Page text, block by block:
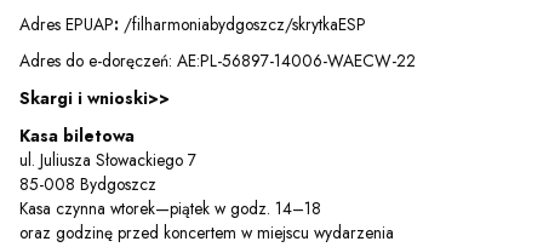
Adres EPUAP: /filharmoniabydgoszcz/skrytkaESP
Adres do e-doręczeń: AE:PL-56897-14006-WAECW-22
Skargi i wnioski>>
Kasa biletowa
ul. Juliusza Słowackiego 7
85-008 Bydgoszcz
Kasa czynna wtorek—piątek w godz. 14–18
oraz godzinę przed koncertem w miejscu wydarzenia